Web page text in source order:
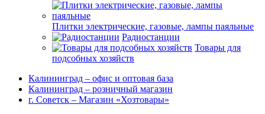
Плитки электрические, газовые, лампы паяльные
Радиостанции
Товары для
подсобных хозяйств
Калининград – офис и оптовая база
Калининград – розничный магазин
г. Советск – Магазин «Хозтовары»